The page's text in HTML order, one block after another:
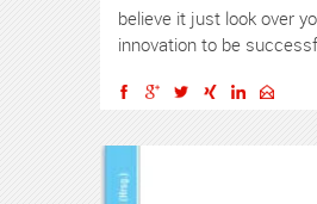
believe it just look over
innovation to be